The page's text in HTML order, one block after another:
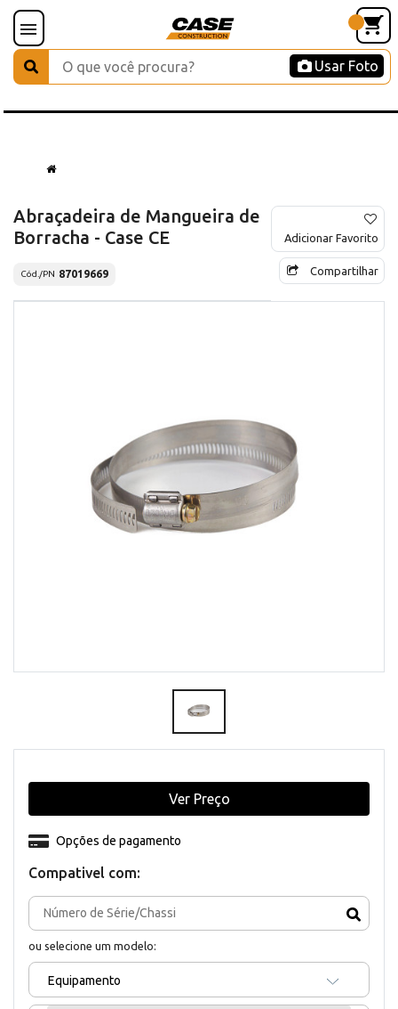
Usar Foto
Abraçadeira de Mangueira de
Borracha - Case CE
Cód./PN 87019669
Adicionar Favorito
Compartilhar
Compativel com:
ou selecione um modelo:
Equipamento
Opções de pagamento
Ver Preço